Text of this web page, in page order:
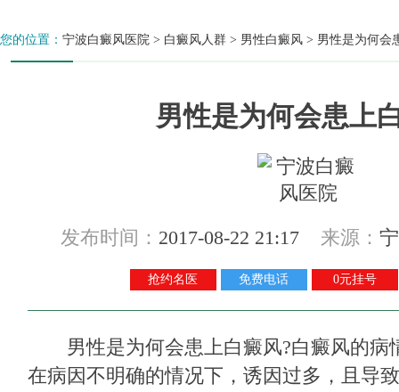
您的位置： 宁波白癜风医院 > 白癜风人群 > 男性白癜风 > 男性是为何会
男性是为何会患上
发布时间： 2017-08-22 21:17 来源：
抢约名医 免费电话 0元挂号
男性是为何会患上白癜风?白癜风的病
在病因不明确的情况下，诱因过多，且导